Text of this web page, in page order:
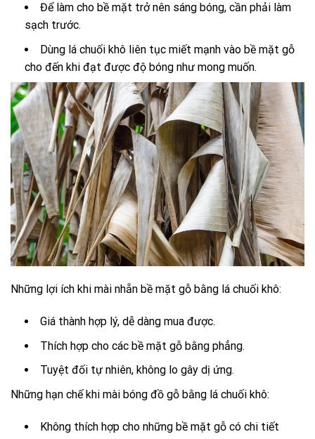
Để làm cho bề mặt trở nên sáng bóng, cần phải làm
sạch trước.
Dùng lá chuối khô liên tục miết mạnh vào bề mặt gỗ
cho đến khi đạt được độ bóng như mong muốn.
Những lợi ích khi mài nhẵn bề mặt gỗ bằng lá chuối khô:
Giá thành hợp lý, dễ dàng mua được.
Thích hợp cho các bề mặt gỗ bằng phẳng.
Tuyệt đối tự nhiên, không lo gây dị ứng.
Những hạn chế khi mài bóng đồ gỗ bằng lá chuối khô:
Không thích hợp cho những bề mặt gỗ có chi tiết